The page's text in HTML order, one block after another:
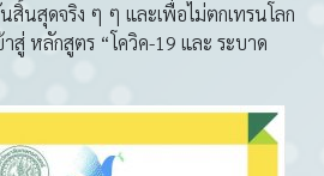
สิ้นสุดจริง ๆ ๆ และเพื่อไม่ตกเทรนโลก
หลักสูตร “โควิค-19 และ ระบาด